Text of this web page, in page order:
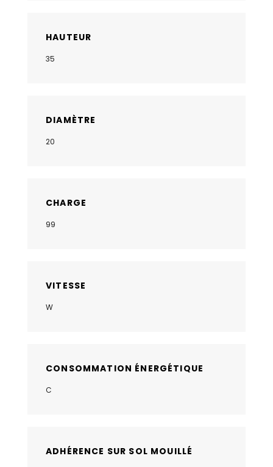
HAUTEUR
35
DIAMÈTRE
20
CHARGE
99
VITESSE
W
CONSOMMATION ÉNERGÉTIQUE
C
ADHÉRENCE SUR SOL MOUILLÉ